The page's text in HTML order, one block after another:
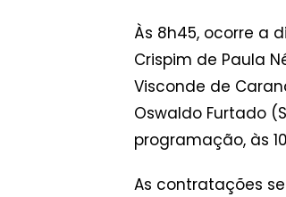
Às 8h45, ocorre a
Crispim de Paula
Visconde de
Oswaldo Furtado
programação, às
As contratações